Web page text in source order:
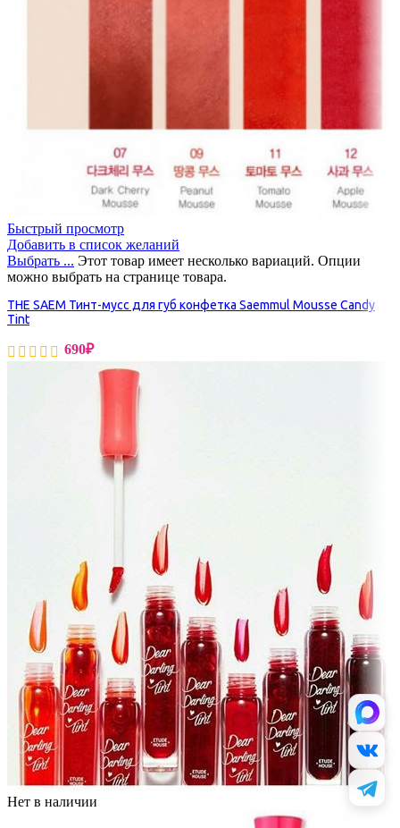
Быстрый просмотр
Добавить в список желаний
Выбрать ... Этот товар имеет несколько вариаций. Опции
можно выбрать на странице товара.
THE SAEM Тинт-мусс для губ конфетка Saemmul Mousse Candy
Tint
690₽
Нет в наличии